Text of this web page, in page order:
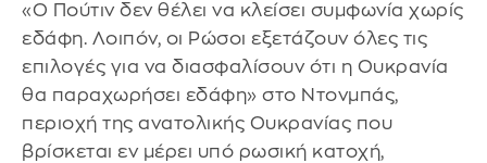
«Ο Πούτιν δεν θέλει να κλείσει συμφωνία χωρίς
εδάφη. Λοιπόν, οι Ρώσοι εξετάζουν όλες τις
επιλογές για να διασφαλίσουν ότι η Ουκρανία
θα παραχωρήσει εδάφη» στο Ντονμπάς,
περιοχή της ανατολικής Ουκρανίας που
βρίσκεται εν μέρει υπό ρωσική κατοχή,